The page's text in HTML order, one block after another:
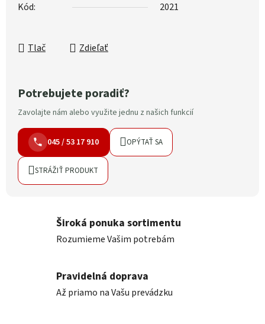
Kód:
2021
Tlač Zdieľať
Potrebujete poradiť?
Zavolajte nám alebo využite jednu z našich funkcií
045 / 53 17 910 OPÝTAŤ SA
STRÁŽIŤ PRODUKT
Široká ponuka sortimentu
Rozumieme Vašim potrebám
Pravidelná doprava
Až priamo na Vašu prevádzku